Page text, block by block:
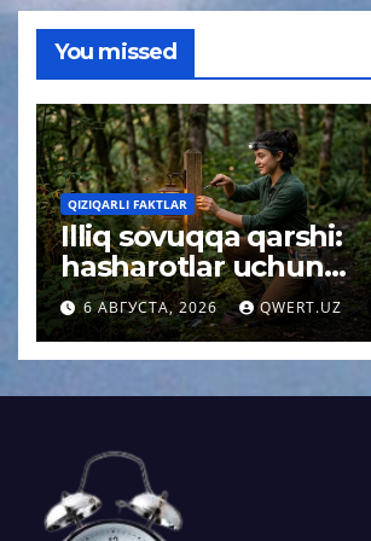
You missed
QIZIQARLI FAKTLAR
Illiq sovuqqa qarshi:
hasharotlar uchun
xavfsiz yoritish
haqidagi tushuncha
afsonasi yoʻq qilindi
6 АВГУСТА, 2026 QWERT.UZ